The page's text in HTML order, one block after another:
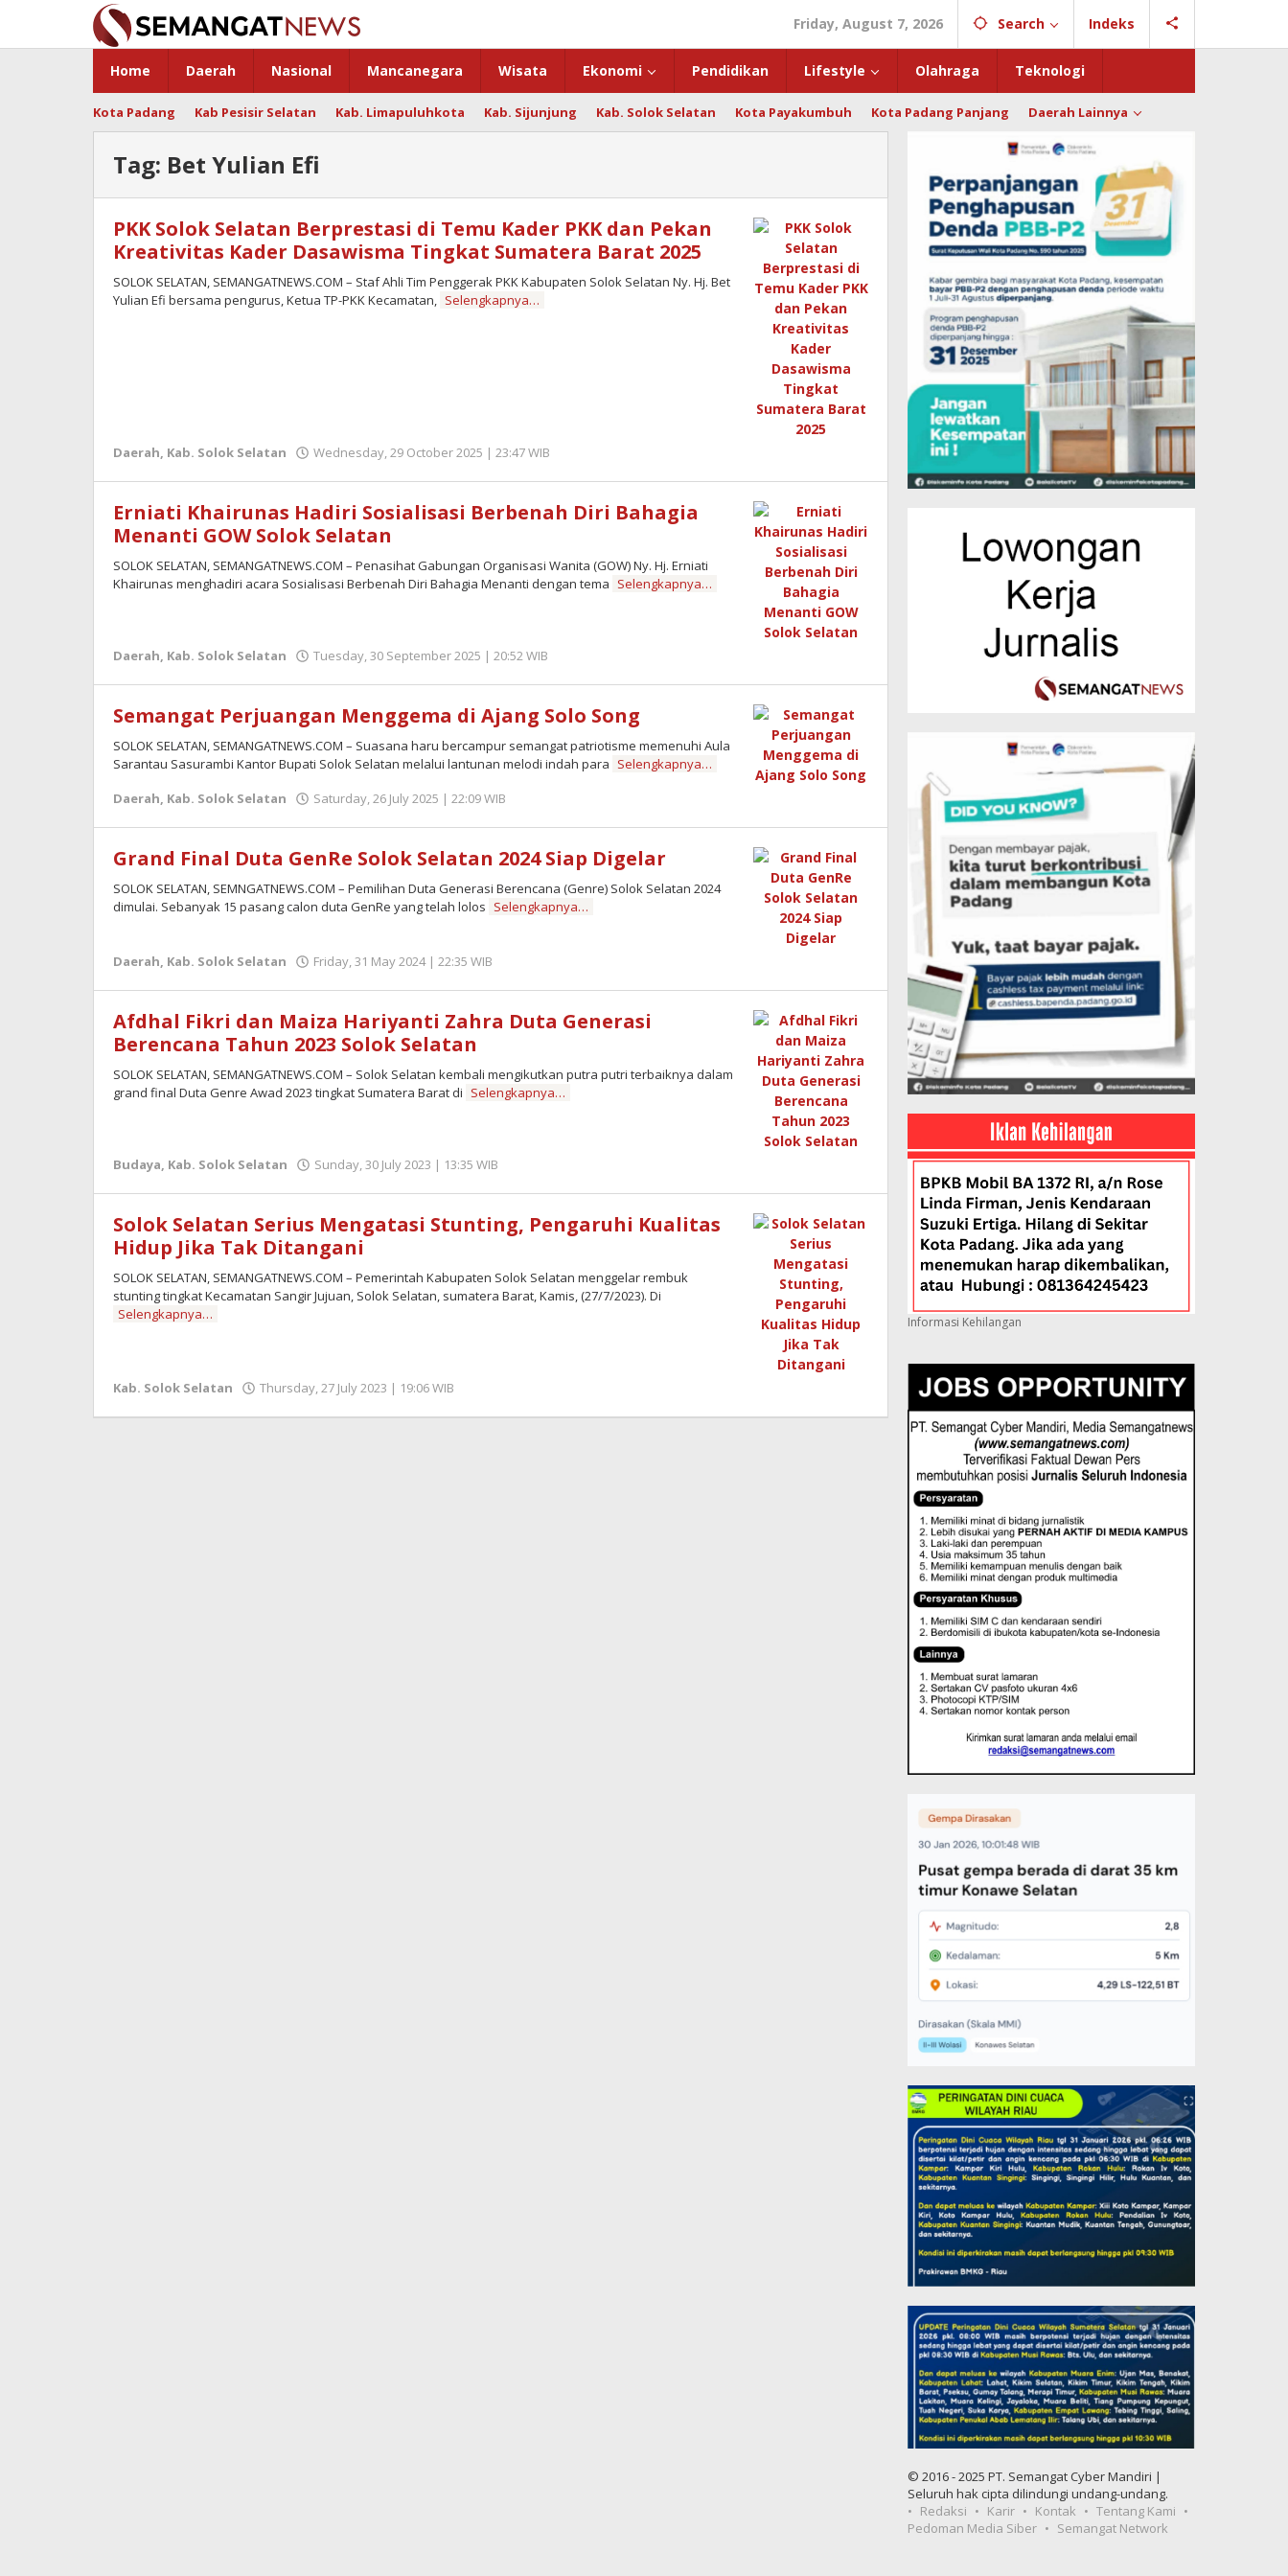
content
Friday, August 7, 2026 Search Indeks
Home Daerah Nasional Mancanegara Wisata Ekonomi Pendidikan Lifestyle Olahraga Teknologi
Kota Padang Kab Pesisir Selatan Kab. Limapuluhkota Kab. Sijunjung Kab. Solok Selatan Kota Payakumbuh Kota Padang Panjang Daerah Lainnya
Tag: Bet Yulian Efi
PKK Solok Selatan Berprestasi di Temu Kader PKK dan Pekan
Kreativitas Kader Dasawisma Tingkat Sumatera Barat 2025
SOLOK SELATAN, SEMANGATNEWS.COM – Staf Ahli Tim Penggerak PKK Kabupaten Solok Selatan Ny. Hj. Bet
Yulian Efi bersama pengurus, Ketua TP-PKK Kecamatan, Selengkapnya…
Daerah, Kab. Solok Selatan Wednesday, 29 October 2025 | 23:47 WIB
Erniati Khairunas Hadiri Sosialisasi Berbenah Diri Bahagia
Menanti GOW Solok Selatan
SOLOK SELATAN, SEMANGATNEWS.COM – Penasihat Gabungan Organisasi Wanita (GOW) Ny. Hj. Erniati
Khairunas menghadiri acara Sosialisasi Berbenah Diri Bahagia Menanti dengan tema Selengkapnya…
Daerah, Kab. Solok Selatan Tuesday, 30 September 2025 | 20:52 WIB
Semangat Perjuangan Menggema di Ajang Solo Song
SOLOK SELATAN, SEMANGATNEWS.COM – Suasana haru bercampur semangat patriotisme memenuhi Aula
Sarantau Sasurambi Kantor Bupati Solok Selatan melalui lantunan melodi indah para Selengkapnya…
Daerah, Kab. Solok Selatan Saturday, 26 July 2025 | 22:09 WIB
Grand Final Duta GenRe Solok Selatan 2024 Siap Digelar
SOLOK SELATAN, SEMNGATNEWS.COM – Pemilihan Duta Generasi Berencana (Genre) Solok Selatan 2024
dimulai. Sebanyak 15 pasang calon duta GenRe yang telah lolos Selengkapnya…
Daerah, Kab. Solok Selatan Friday, 31 May 2024 | 22:35 WIB
Afdhal Fikri dan Maiza Hariyanti Zahra Duta Generasi
Berencana Tahun 2023 Solok Selatan
SOLOK SELATAN, SEMANGATNEWS.COM – Solok Selatan kembali mengikutkan putra putri terbaiknya dalam
grand final Duta Genre Awad 2023 tingkat Sumatera Barat di Selengkapnya…
Budaya, Kab. Solok Selatan Sunday, 30 July 2023 | 13:35 WIB
Solok Selatan Serius Mengatasi Stunting, Pengaruhi Kualitas
Hidup Jika Tak Ditangani
SOLOK SELATAN, SEMANGATNEWS.COM – Pemerintah Kabupaten Solok Selatan menggelar rembuk
stunting tingkat Kecamatan Sangir Jujuan, Solok Selatan, sumatera Barat, Kamis, (27/7/2023). Di
Selengkapnya…
Kab. Solok Selatan Thursday, 27 July 2023 | 19:06 WIB
Informasi Kehilangan
© 2016 - 2025 PT. Semangat Cyber Mandiri |
Seluruh hak cipta dilindungi undang-undang.
Redaksi
Karir Kontak
Tentang Kami
Pedoman Media Siber
Semangat Network